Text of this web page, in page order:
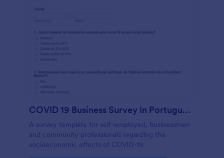
COVID 19 Business Survey In Portuguese
A survey template for self-employed, businessmen
and community professionals regarding the
socioeconomic effects of COVID-19.